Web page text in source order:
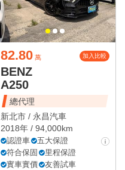
82.80 萬 加入比較
BENZ
A250
總代理
新北市 / 永昌汽車
2018年 / 94,000km
認證車
五大保證
符合保固
里程保證
實車實價
友善試車